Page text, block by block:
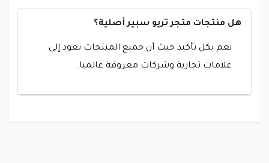
هل منتجات متجر تريو سبير أصلية؟
نعم بكل تأكيد حيث أن جميع المنتجات تعود إلى
علامات تجارية وشركات معروفة عالميا.